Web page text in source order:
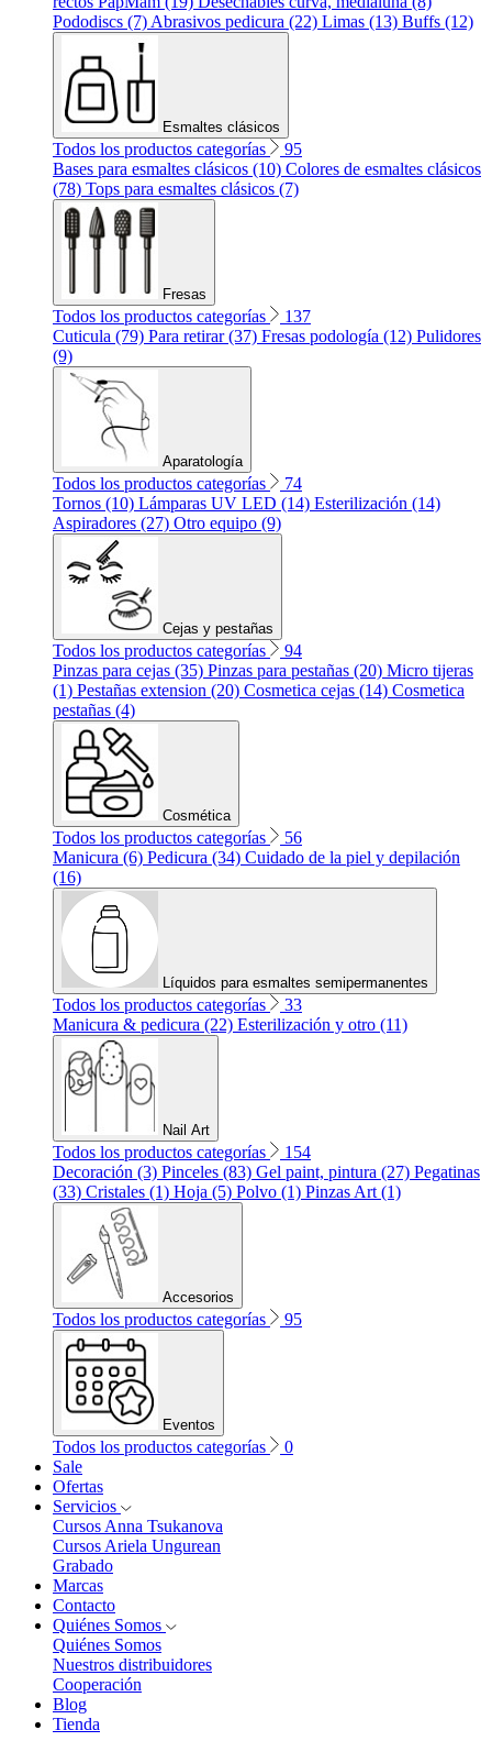
Pododiscs (7) Abrasivos pedicura (22) Limas (13) Buffs (12)
Esmaltes clásicos
Todos los productos categorías
95
Bases para esmaltes clásicos (10) Colores de esmaltes clásicos
(78) Tops para esmaltes clásicos (7)
Fresas
Todos los productos categorías
137
Cuticula (79) Para retirar (37) Fresas podología (12) Pulidores
(9)
Aparatología
Todos los productos categorías
74
Tornos (10) Lámparas UV LED (14) Esterilización (14)
Aspiradores (27) Otro equipo (9)
Cejas y pestañas
Todos los productos categorías
94
Pinzas para cejas (35) Pinzas para pestañas (20) Micro tijeras
(1) Pestañas extension (20) Cosmetica cejas (14) Cosmetica
pestañas (4)
Cosmética
Todos los productos categorías
56
Manicura (6) Pedicura (34) Cuidado de la piel y depilación
(16)
Líquidos para esmaltes semipermanentes
Todos los productos categorías
33
Manicura & pedicura (22) Esterilización y otro (11)
Nail Art
Todos los productos categorías
154
Decoración (3) Pinceles (83) Gel paint, pintura (27) Pegatinas
(33) Cristales (1) Hoja (5) Polvo (1) Pinzas Art (1)
Accesorios
Todos los productos categorías 95
Eventos
Todos los productos categorías
0
Sale
Ofertas
Servicios
Cursos Anna Tsukanova
Cursos Ariela Ungurean
Grabado
Marcas
Contacto
Quiénes Somos
Quiénes Somos
Nuestros distribuidores
Cooperación
Blog
Tienda